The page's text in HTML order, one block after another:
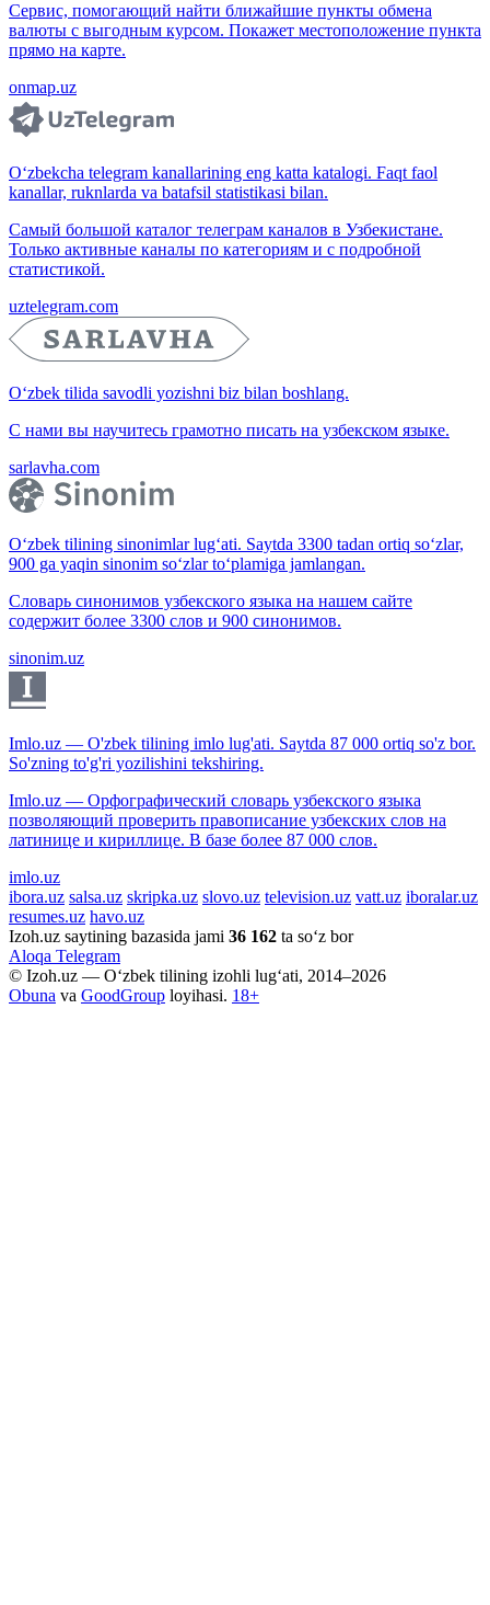
Сервис, помогающий найти ближайшие пункты обмена
валюты с выгодным курсом. Покажет местоположение пункта
прямо на карте.
onmap.uz
O‘zbekcha telegram kanallarining eng katta katalogi. Faqt faol
kanallar, ruknlarda va batafsil statistikasi bilan.
Самый большой каталог телеграм каналов в Узбекистане.
Только активные каналы по категориям и с подробной
статистикой.
uztelegram.com
O‘zbek tilida savodli yozishni biz bilan boshlang.
С нами вы научитесь грамотно писать на узбекском языке.
sarlavha.com
O‘zbek tilining sinonimlar lug‘ati. Saytda 3300 tadan ortiq so‘zlar,
900 ga yaqin sinonim so‘zlar to‘plamiga jamlangan.
Словарь синонимов узбекского языка на нашем сайте
содержит более 3300 слов и 900 синонимов.
sinonim.uz
Imlo.uz — O'zbek tilining imlo lug'ati. Saytda 87 000 ortiq so'z bor.
So'zning to'g'ri yozilishini tekshiring.
Imlo.uz — Орфографический словарь узбекского языка
позволяющий проверить правописание узбекских слов на
латинице и кириллице. В базе более 87 000 слов.
imlo.uz
ibora.uz salsa.uz skripka.uz slovo.uz television.uz vatt.uz iboralar.uz
resumes.uz havo.uz
Izoh.uz saytining bazasida jami 36 162 ta so‘z bor
Aloqa Telegram
© Izoh.uz — O‘zbek tilining izohli lug‘ati, 2014–2026
Obuna va GoodGroup loyihasi. 18+